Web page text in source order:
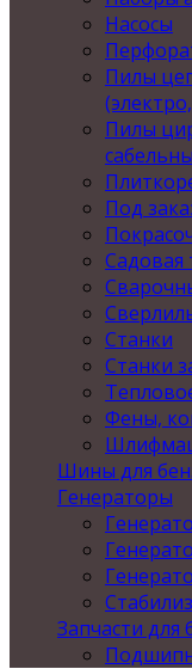
Насосы
Пилы
Пилы
Под
Садовая
Станки
Станки
Фены,
Шины для
Генераторы
Запчасти для